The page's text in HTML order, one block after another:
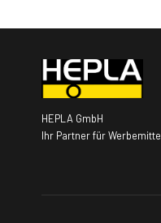
HEPLA GmbH
Ihr Partner für